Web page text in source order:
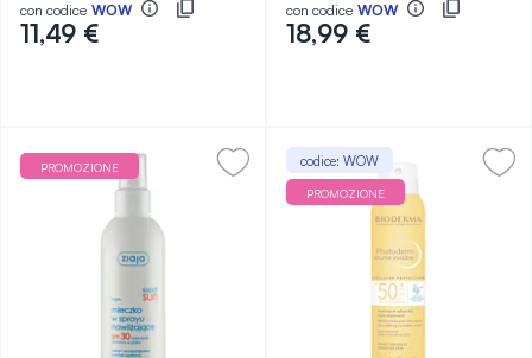
con codice WOW
11,49 €
con codice WOW
18,99 €
PROMOZIONE codice: WOW
PROMOZIONE